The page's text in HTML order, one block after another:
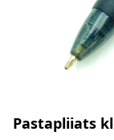
Pastapliiats